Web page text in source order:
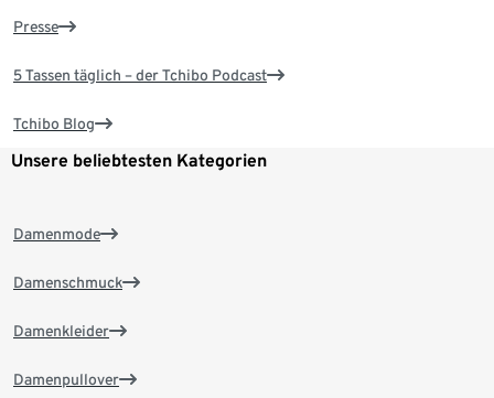
Presse
5 Tassen täglich – der Tchibo Podcast
Tchibo Blog
Unsere beliebtesten Kategorien
Damenmode
Damenschmuck
Damenkleider
Damenpullover